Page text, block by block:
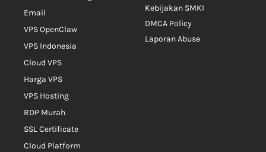
Email
VPS OpenClaw
VPS Indonesia
Cloud VPS
Harga VPS
VPS Hosting
RDP Murah
SSL Certificate
Cloud Platform
Kebijakan SMKI
DMCA Policy
Laporan Abuse